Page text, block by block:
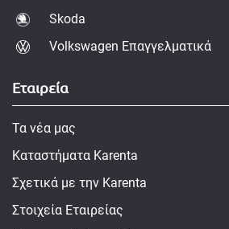
Skoda
Volkswagen Επαγγελματικά
Εταιρεία
Τα νέα μας
Καταστήματα Karenta
Σχετικά με την Karenta
Στοιχεία Εταιρείας